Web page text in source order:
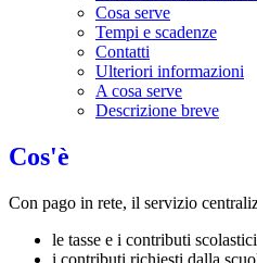
Cosa serve
Tempi e scadenze
Contatti
Ulteriori informazioni
A cosa serve
Descrizione breve
Cos'è
Con pago in rete, il servizio
le tasse e i contributi
i contributi richiesti dalla